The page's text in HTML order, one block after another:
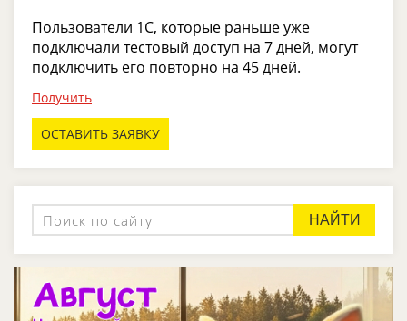
Пользователи 1С, которые раньше уже
подключали тестовый доступ на 7 дней, могут
подключить его повторно на 45 дней.
Получить
ОСТАВИТЬ ЗАЯВКУ
НАЙТИ